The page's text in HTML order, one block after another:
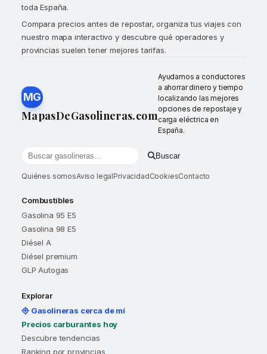
toda España.
Compara precios antes de repostar, organiza tus viajes con
nuestro mapa interactivo y descubre qué operadores y
provincias suelen tener mejores tarifas.
MG
MapasDeGasolineras.com
Ayudamos a conductores
a ahorrar dinero y tiempo
localizando las mejores
opciones de repostaje y
carga eléctrica en
España.
Buscar gasolineras por localidad o provincia
Buscar
Quiénes somosAviso legalPrivacidadCookiesContacto
Combustibles
Gasolina 95 E5
Gasolina 98 E5
Diésel A
Diésel premium
GLP Autogas
Explorar
Gasolineras cerca de mí
Precios carburantes hoy
Descubre tendencias
Ranking por provincias